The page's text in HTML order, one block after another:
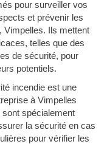
pour surveiller vos
et prévenir les
Vimpelles. Ils mettent
telles que des
de sécurité, pour
potentiels.
incendie est une
à Vimpelles
spécialement
la sécurité en cas
pour vérifier les